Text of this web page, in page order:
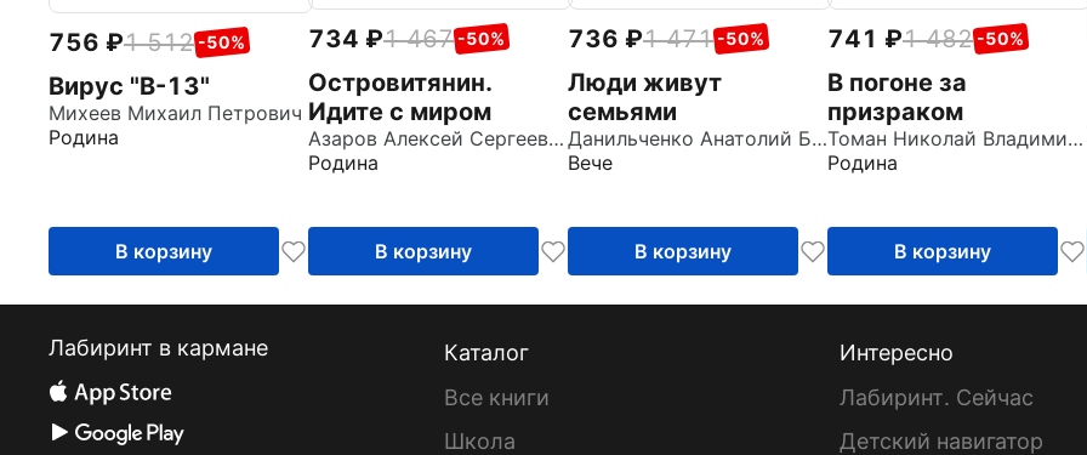
756 1 512 -50%
Вирус "В-13"
Михеев Михаил Петрович
Родина
В корзину
734 1 467 -50%
Островитянин.
Идите с миром
Азаров Алексей Сергеевич
Родина
В корзину
736 1 471 -50%
Люди живут
семьями
Данильченко Анатолий Борисович
Вече
В корзину
741 1 482 -50%
В погоне за
призраком
Томан Николай Владимирович
Родина
В корзину
Лабиринт в кармане
Каталог
Все книги
Школа
Интересно
Лабиринт. Сейчас
Детский навигатор